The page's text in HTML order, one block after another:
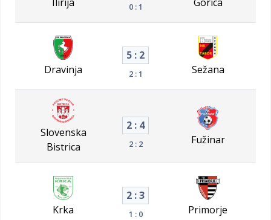
0 : 1
Dravinja
5 : 2
2 : 1 Sežana
Slovenska
Bistrica
2 : 4
2 : 2 Fužinar
Krka
2 : 3
1 : 0 Primorje